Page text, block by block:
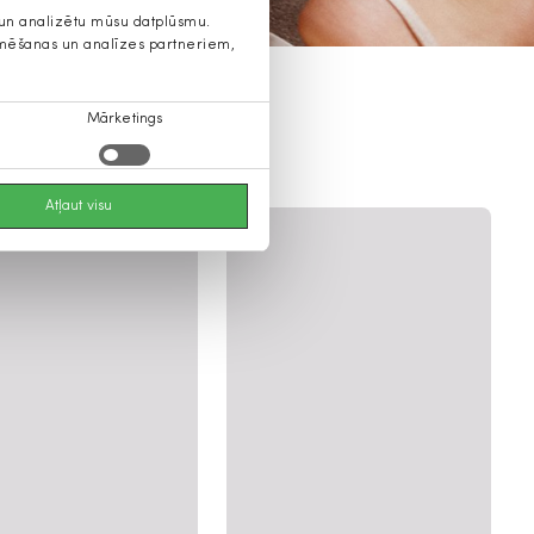
analizētu mūsu datplūsmu.
un analīzes partneriem,
Mārketings
Atļaut visu